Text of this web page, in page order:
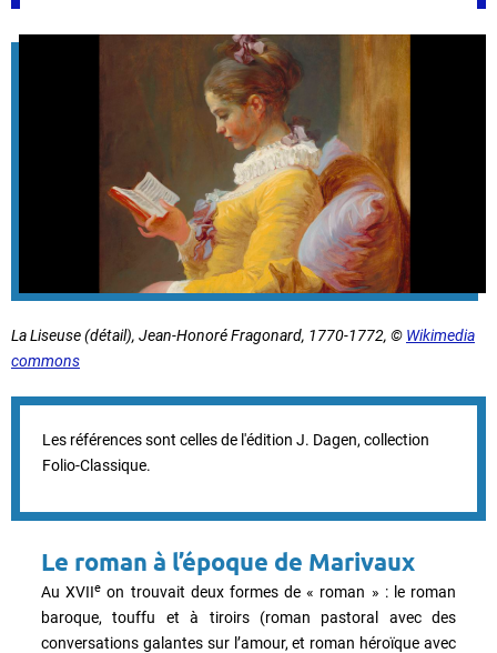
La Liseuse(détail), Jean-Honoré Fragonard, 1770-1772, © Wikimedia
commons
Les références sont celles de l'édition J. Dagen, collection
Folio-Classique.
Le roman à l’époque de Marivaux
Au XVIIe on trouvait deux formes de « roman » : le roman
baroque, touffu et à tiroirs (roman pastoral avec des
conversations galantes sur l’amour, et roman héroïque avec